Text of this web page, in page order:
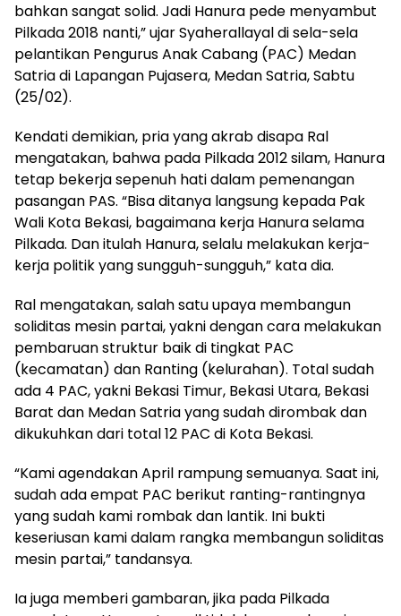
bahkan sangat solid. Jadi Hanura pede menyambut
Pilkada 2018 nanti,” ujar Syaherallayal di sela-sela
pelantikan Pengurus Anak Cabang (PAC) Medan
Satria di Lapangan Pujasera, Medan Satria, Sabtu
(25/02).
Kendati demikian, pria yang akrab disapa Ral
mengatakan, bahwa pada Pilkada 2012 silam, Hanura
tetap bekerja sepenuh hati dalam pemenangan
pasangan PAS. “Bisa ditanya langsung kepada Pak
Wali Kota Bekasi, bagaimana kerja Hanura selama
Pilkada. Dan itulah Hanura, selalu melakukan kerja-
kerja politik yang sungguh-sungguh,” kata dia.
Ral mengatakan, salah satu upaya membangun
soliditas mesin partai, yakni dengan cara melakukan
pembaruan struktur baik di tingkat PAC
(kecamatan) dan Ranting (kelurahan). Total sudah
ada 4 PAC, yakni Bekasi Timur, Bekasi Utara, Bekasi
Barat dan Medan Satria yang sudah dirombak dan
dikukuhkan dari total 12 PAC di Kota Bekasi.
“Kami agendakan April rampung semuanya. Saat ini,
sudah ada empat PAC berikut ranting-rantingnya
yang sudah kami rombak dan lantik. Ini bukti
keseriusan kami dalam rangka membangun soliditas
mesin partai,” tandansya.
Ia juga memberi gambaran, jika pada Pilkada